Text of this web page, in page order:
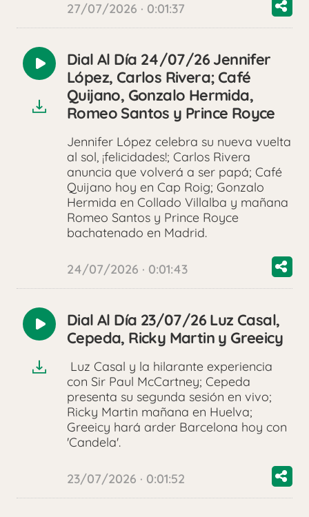
27/07/2026 · 0:01:37
Reproducir
audio
Dial Al Día 24/07/26 Jennifer
López, Carlos Rivera; Café
Quijano, Gonzalo Hermida,
Romeo Santos y Prince Royce
Jennifer López celebra su nueva vuelta
al sol, ¡felicidades!; Carlos Rivera
anuncia que volverá a ser papá; Café
Quijano hoy en Cap Roig; Gonzalo
Hermida en Collado Villalba y mañana
Romeo Santos y Prince Royce
bachatenado en Madrid.
24/07/2026 · 0:01:43
Reproducir
audio
Dial Al Día 23/07/26 Luz Casal,
Cepeda, Ricky Martin y Greeicy
Luz Casal y la hilarante experiencia
con Sir Paul McCartney; Cepeda
presenta su segunda sesión en vivo;
Ricky Martin mañana en Huelva;
Greeicy hará arder Barcelona hoy con
'Candela'.
23/07/2026 · 0:01:52